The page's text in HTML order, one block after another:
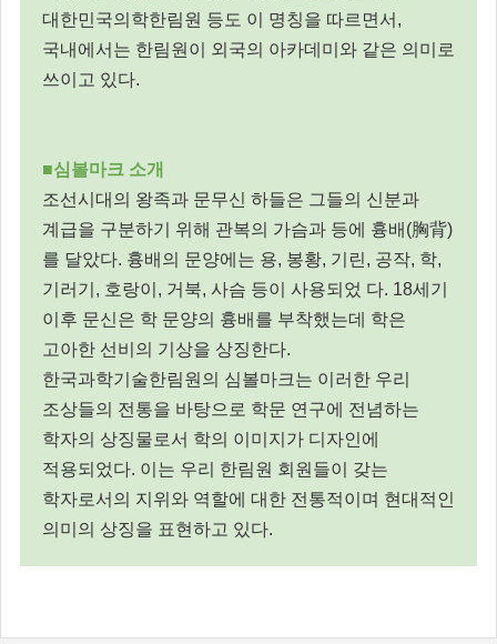
대한민국의학한림원 등도 이 명칭을 따르면서,
국내에서는 한림원이 외국의 아카데미와 같은 의미로
쓰이고 있다.
■심볼마크 소개
조선시대의 왕족과 문무신 하들은 그들의 신분과
계급을 구분하기 위해 관복의 가슴과 등에 흉배(胸背)
를 달았다. 흉배의 문양에는 용, 봉황, 기린, 공작, 학,
기러기, 호랑이, 거북, 사슴 등이 사용되었 다. 18세기
이후 문신은 학 문양의 흉배를 부착했는데 학은
고아한 선비의 기상을 상징한다.
한국과학기술한림원의 심볼마크는 이러한 우리
조상들의 전통을 바탕으로 학문 연구에 전념하는
학자의 상징물로서 학의 이미지가 디자인에
적용되었다. 이는 우리 한림원 회원들이 갖는
학자로서의 지위와 역할에 대한 전통적이며 현대적인
의미의 상징을 표현하고 있다.